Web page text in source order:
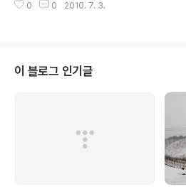
이후락 김형욱을 찍어낸 것처럼 mb가 아닌 대한
(鄭斗彦) 한나라당 의원이 폭로했다. 당시 기사의
악…그들이 '강부자 내각'을 만..
0 0 2010. 7. 3.
이 블로그 인기글